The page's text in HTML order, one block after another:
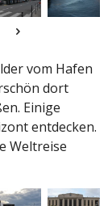
vom Hafen
dort
Einige
entdecken.
Weltreise